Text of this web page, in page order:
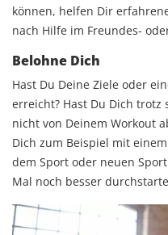
können, helfen Dir
nach Hilfe im Freundes-
Belohne Dich
Hast Du Deine Ziele oder
erreicht? Hast Du Dich
nicht von Deinem Workout
Dich zum Beispiel mit
dem Sport oder neuen
Mal noch besser